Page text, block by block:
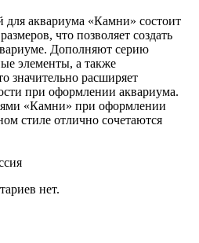
аквариума «Камни» состоит
что позволяет создать
Дополняют серию
элементы, а также
значительно расширяет
при оформлении аквариума.
«Камни» при оформлении
стиле отлично сочетаются
нет.